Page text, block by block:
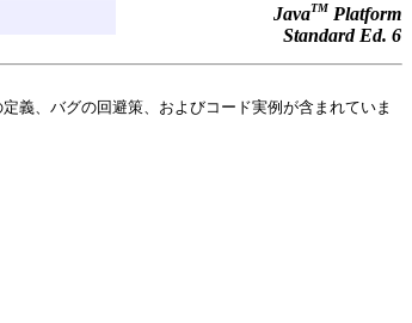
JavaTM Platform
Standard Ed. 6
義、バグの回避策、およびコード実例が含まれていま